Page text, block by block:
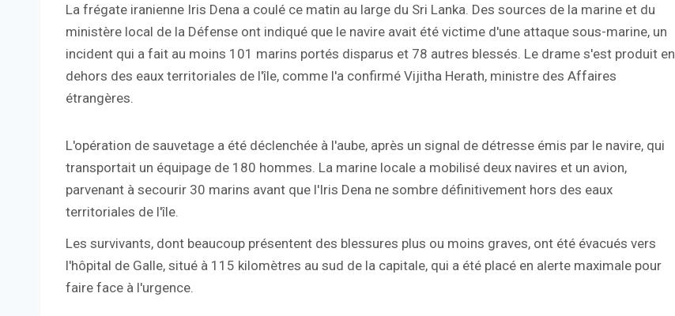
La frégate iranienne Iris Dena a coulé ce matin au large du Sri Lanka. Des sources de la marine et du
ministère local de la Défense ont indiqué que le navire avait été victime d'une attaque sous-marine, un
incident qui a fait au moins 101 marins portés disparus et 78 autres blessés. Le drame s'est produit en
dehors des eaux territoriales de l'île, comme l'a confirmé Vijitha Herath, ministre des Affaires
étrangères.
L'opération de sauvetage a été déclenchée à l'aube, après un signal de détresse émis par le navire, qui
transportait un équipage de 180 hommes. La marine locale a mobilisé deux navires et un avion,
parvenant à secourir 30 marins avant que l'Iris Dena ne sombre définitivement hors des eaux
territoriales de l'île.
Les survivants, dont beaucoup présentent des blessures plus ou moins graves, ont été évacués vers
l'hôpital de Galle, situé à 115 kilomètres au sud de la capitale, qui a été placé en alerte maximale pour
faire face à l'urgence.